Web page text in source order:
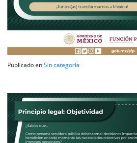
Publicado enSin categoría